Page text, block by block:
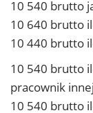
10 540 brutto
10 640 brutto
10 440 brutto
10 540 brutto
pracownik
10 540 brutto